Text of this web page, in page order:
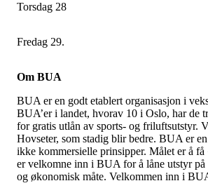
Torsdag 28
Fredag 29.
Om BUA
BUA er en godt etablert organisasjon i
BUA’er i landet, hvorav 10 i Oslo, har de
for gratis utlån av sports- og friluftsutstyr.
Hovseter, som stadig blir bedre. BUA er
ikke kommersielle prinsipper. Målet er å
er velkomne inn i BUA for å låne utstyr
og økonomisk måte. Velkommen inn i